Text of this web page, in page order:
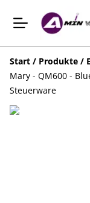
Start / Produkte /
Mary - QM600 -
Steuerware